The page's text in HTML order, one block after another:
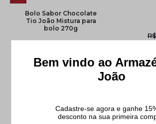
Bolo Sabor Chocolate
Tio João Mistura para
bolo 270g
R$ 7,48